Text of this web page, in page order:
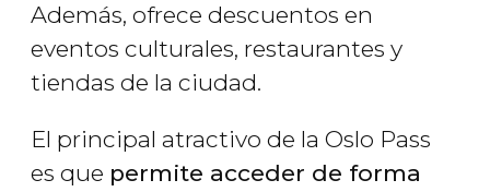
Además, ofrece descuentos en
eventos culturales, restaurantes y
tiendas de la ciudad.
El principal atractivo de la Oslo Pass
es que permite acceder de forma